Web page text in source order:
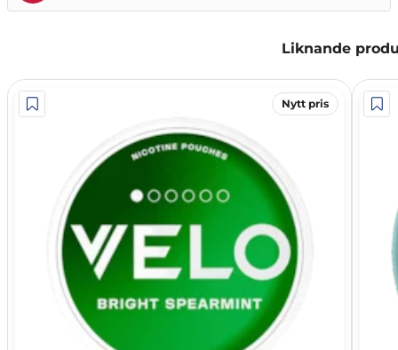
Liknande
Nytt pris